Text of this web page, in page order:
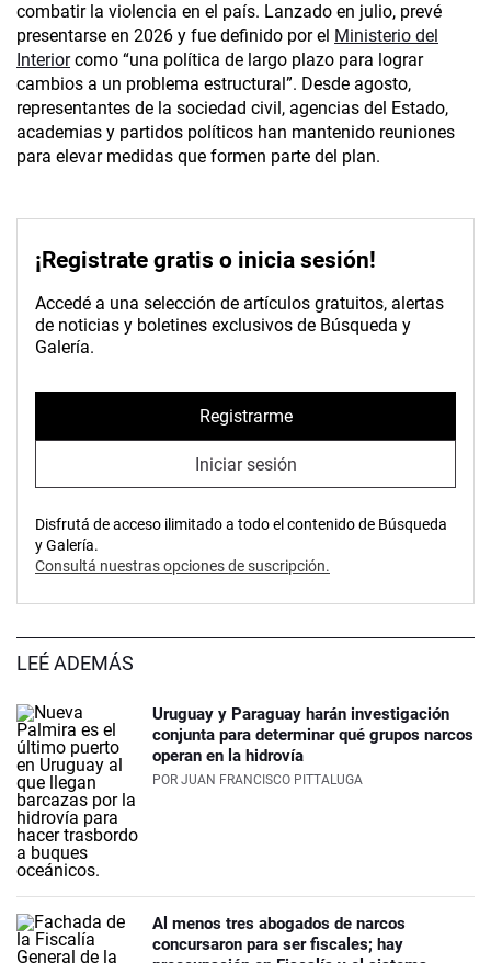
combatir la violencia en el país. Lanzado en julio, prevé
presentarse en 2026 y fue definido por el Ministerio del
Interiorcomo “una política de largo plazo para lograr
cambios a un problema estructural”. Desde agosto,
representantes de la sociedad civil, agencias del Estado,
academias y partidos políticos han mantenido reuniones
para elevar medidas que formen parte del plan.
¡Registrate gratis o inicia sesión!
Accedé a una selección de artículos gratuitos, alertas
de noticias y boletines exclusivos de Búsqueda y
Galería.
Registrarme
Iniciar sesión
Disfrutá de acceso ilimitado a todo el contenido de Búsqueda
y Galería.
Consultá nuestras opciones de suscripción.
LEÉ ADEMÁS
Uruguay y Paraguay harán investigación
conjunta para determinar qué grupos narcos
operan en la hidrovía
POR JUAN FRANCISCO PITTALUGA
Al menos tres abogados de narcos
concursaron para ser fiscales; hay